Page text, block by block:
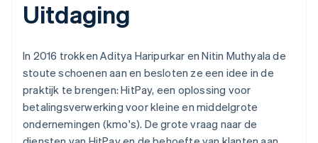
Uitdaging
In 2016 trokken Aditya Haripurkar en Nitin Muthyala de
stoute schoenen aan en besloten ze een idee in de
praktijk te brengen: HitPay, een oplossing voor
betalingsverwerking voor kleine en middelgrote
ondernemingen (kmo's). De grote vraag naar de